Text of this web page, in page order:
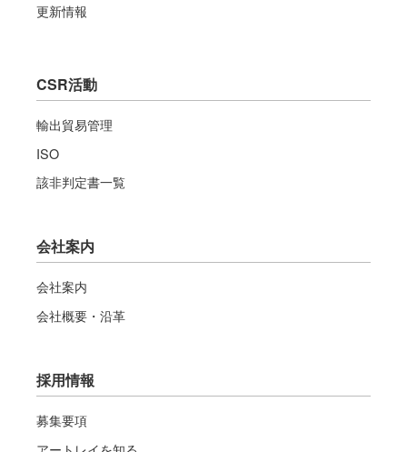
更新情報
CSR活動
輸出貿易管理
ISO
該非判定書一覧
会社案内
会社案内
会社概要・沿革
採用情報
募集要項